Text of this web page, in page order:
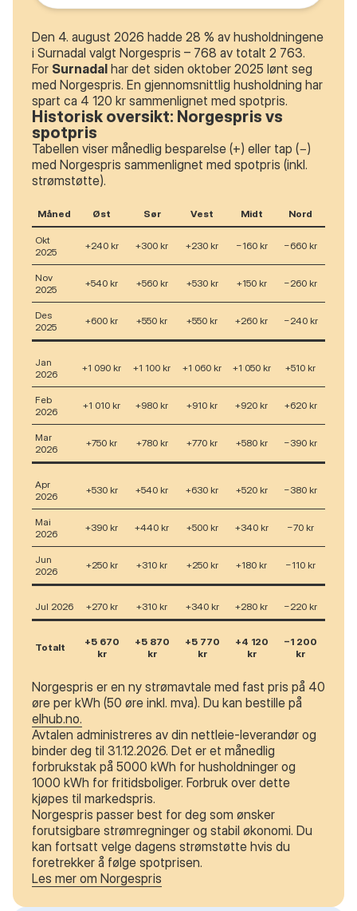
Den 4. august 2026 hadde 28 % av husholdningene
i Surnadal valgt Norgespris – 768 av totalt 2 763.
For Surnadal har det siden oktober 2025 lønt seg
med Norgespris. En gjennomsnittlig husholdning har
spart ca 4 120 kr sammenlignet med spotpris.
Historisk oversikt: Norgespris vs
spotpris
Tabellen viser månedlig besparelse (+) eller tap (−)
med Norgespris sammenlignet med spotpris (inkl.
strømstøtte).
Måned Øst Sør Vest Midt Nord
Okt
2025
+240 kr +300 kr +230 kr −160 kr −660 kr
Nov
2025
+540 kr +560 kr +530 kr +150 kr −260 kr
Des
2025
+600 kr +550 kr +550 kr +260 kr −240 kr
Jan
2026
+1 090 kr +1 100 kr +1 060 kr +1 050 kr +510 kr
Feb
2026
+1 010 kr +980 kr +910 kr +920 kr +620 kr
Mar
2026
+750 kr +780 kr +770 kr +580 kr −390 kr
Apr
2026
+530 kr +540 kr +630 kr +520 kr −380 kr
Mai
2026
+390 kr +440 kr +500 kr +340 kr −70 kr
Jun
2026
+250 kr +310 kr +250 kr +180 kr −110 kr
Jul 2026 +270 kr +310 kr +340 kr +280 kr −220 kr
Totalt
+5 670
kr
+5 870
kr
+5 770
kr
+4 120
kr
−1 200
kr
Norgespris er en ny strømavtale med fast pris på 40
øre per kWh (50 øre inkl. mva). Du kan bestille på
elhub.no.
Avtalen administreres av din nettleie-leverandør og
binder deg til 31.12.2026. Det er et månedlig
forbrukstak på 5000 kWh for husholdninger og
1000 kWh for fritidsboliger. Forbruk over dette
kjøpes til markedspris.
Norgespris passer best for deg som ønsker
forutsigbare strømregninger og stabil økonomi. Du
kan fortsatt velge dagens strømstøtte hvis du
foretrekker å følge spotprisen.
Les mer om Norgespris